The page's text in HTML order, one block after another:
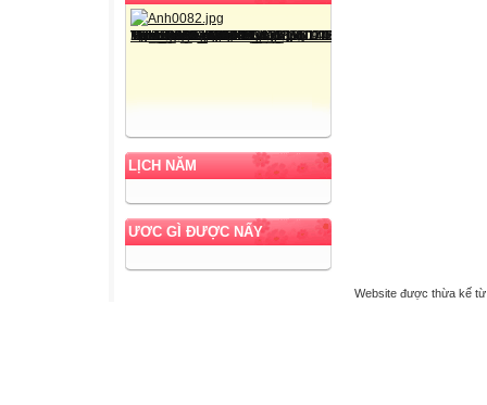
LỊCH NĂM
ƯƠC GÌ ĐƯỢC NẤY
Website được thừa kế